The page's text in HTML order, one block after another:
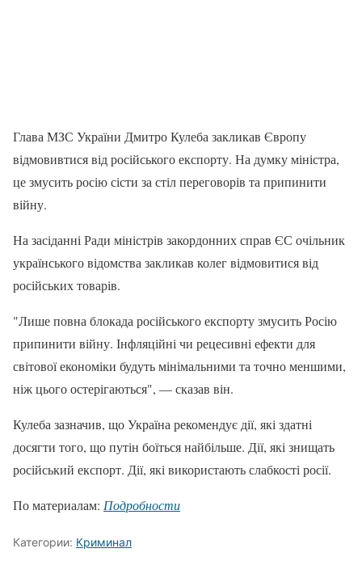
Глава МЗС України Дмитро Кулеба закликав Європу
відмовивтися від російського експорту. На думку міністра,
це змусить росію сісти за стіл переговорів та припинити
війну.
На засіданні Ради міністрів закордонних справ ЄС очільник
українського відомства закликав колег відмовитися від
російських товарів.
"Лише повна блокада російського експорту змусить Росію
припинити війну. Інфляційні чи рецесивні ефекти для
світової економіки будуть мінімальними та точно меншими,
ніж цього остерігаються", — сказав він.
Кулеба зазначив, що Україна рекомендує дії, які здатні
досягти того, що путін боїться найбільше. Дії, які знищать
російський експорт. Дії, які використають слабкості росії.
По материалам: Подробности
Категории: Криминал